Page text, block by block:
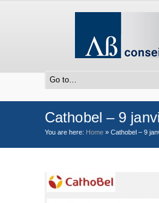
Cathobel – 9
You are here: Home » Cathobel – 9